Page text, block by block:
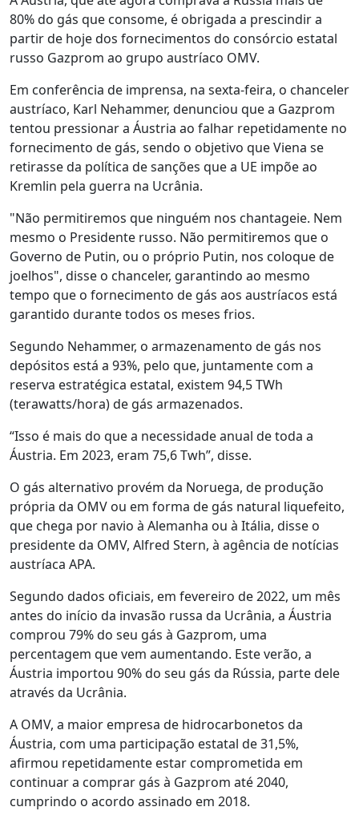
80% do gás que consome, é obrigada a prescindir a
partir de hoje dos fornecimentos do consórcio estatal
russo Gazprom ao grupo austríaco OMV.
Em conferência de imprensa, na sexta-feira, o chanceler
austríaco, Karl Nehammer, denunciou que a Gazprom
tentou pressionar a Áustria ao falhar repetidamente no
fornecimento de gás, sendo o objetivo que Viena se
retirasse da política de sanções que a UE impõe ao
Kremlin pela guerra na Ucrânia.
"Não permitiremos que ninguém nos chantageie. Nem
mesmo o Presidente russo. Não permitiremos que o
Governo de Putin, ou o próprio Putin, nos coloque de
joelhos", disse o chanceler, garantindo ao mesmo
tempo que o fornecimento de gás aos austríacos está
garantido durante todos os meses frios.
Segundo Nehammer, o armazenamento de gás nos
depósitos está a 93%, pelo que, juntamente com a
reserva estratégica estatal, existem 94,5 TWh
(terawatts/hora) de gás armazenados.
“Isso é mais do que a necessidade anual de toda a
Áustria. Em 2023, eram 75,6 Twh”, disse.
O gás alternativo provém da Noruega, de produção
própria da OMV ou em forma de gás natural liquefeito,
que chega por navio à Alemanha ou à Itália, disse o
presidente da OMV, Alfred Stern, à agência de notícias
austríaca APA.
Segundo dados oficiais, em fevereiro de 2022, um mês
antes do início da invasão russa da Ucrânia, a Áustria
comprou 79% do seu gás à Gazprom, uma
percentagem que vem aumentando. Este verão, a
Áustria importou 90% do seu gás da Rússia, parte dele
através da Ucrânia.
A OMV, a maior empresa de hidrocarbonetos da
Áustria, com uma participação estatal de 31,5%,
afirmou repetidamente estar comprometida em
continuar a comprar gás à Gazprom até 2040,
cumprindo o acordo assinado em 2018.